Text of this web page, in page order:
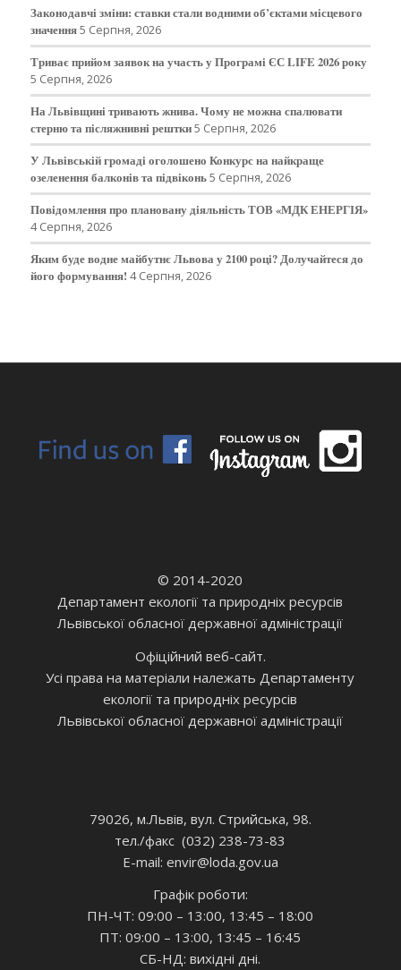
Законодавчі зміни: ставки стали водними об’єктами місцевого
значення5 Серпня, 2026
Триває прийом заявок на участь у Програмі ЄС LIFE 2026 року
5 Серпня, 2026
На Львівщині тривають жнива. Чому не можна спалювати
стерню та післяжнивні рештки5 Серпня, 2026
У Львівській громаді оголошено Конкурс на найкраще
озеленення балконів та підвіконь5 Серпня, 2026
Повідомлення про плановану діяльність ТОВ «МДК ЕНЕРГІЯ»
4 Серпня, 2026
Яким буде водне майбутнє Львова у 2100 році? Долучайтеся до
його формування! 4 Серпня, 2026
© 2014-2020
Департамент екології та природніх ресурсів
Львівської обласної державної адміністрації
Офіційний веб-сайт.
Усі права на матеріали належать Департаменту
екології та природніх ресурсів
Львівської обласної державної адміністрації
79026, м.Львів, вул. Стрийська, 98.
тел./факс (032) 238-73-83
E-mail: envir@loda.gov.ua
Графік роботи:
ПН-ЧТ: 09:00 – 13:00, 13:45 – 18:00
ПТ: 09:00 – 13:00, 13:45 – 16:45
СБ-НД: вихідні дні.